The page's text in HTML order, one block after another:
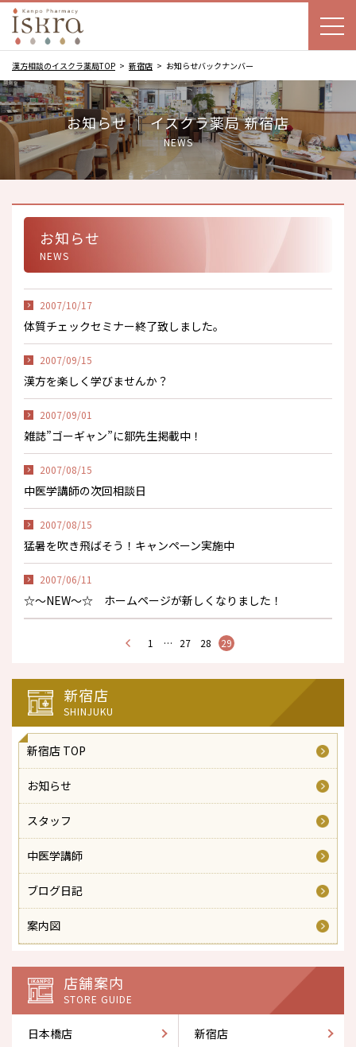
漢方相談のイスクラ薬局TOP 新宿店 お知らせバックナンバー
お知らせ ｜ イスクラ薬局 新宿店
NEWS
お知らせ
NEWS
2007/10/17
体質チェックセミナー終了致しました。
2007/09/15
漢方を楽しく学びませんか？
2007/09/01
雑誌”ゴーギャン”に鄒先生掲載中！
2007/08/15
中医学講師の次回相談日
2007/08/15
猛暑を吹き飛ばそう！キャンペーン実施中
2007/06/11
☆～NEW～☆ ホームページが新しくなりました！
1 … 27 28 29
新宿店
SHINJUKU
新宿店 TOP
お知らせ
スタッフ
中医学講師
ブログ日記
案内図
店舗案内
STORE GUIDE
日本橋店 新宿店